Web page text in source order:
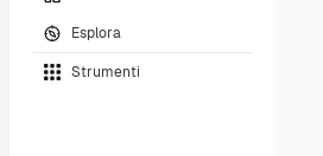
Esplora
Strumenti